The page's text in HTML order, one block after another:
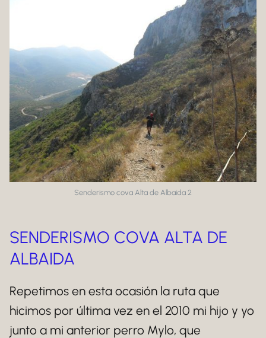
Senderismo cova Alta de Albaida 2
SENDERISMO COVA ALTA DE
ALBAIDA
Repetimos en esta ocasión la ruta que
hicimos por última vez en el 2010 mi hijo y yo
junto a mi anterior perro Mylo, que